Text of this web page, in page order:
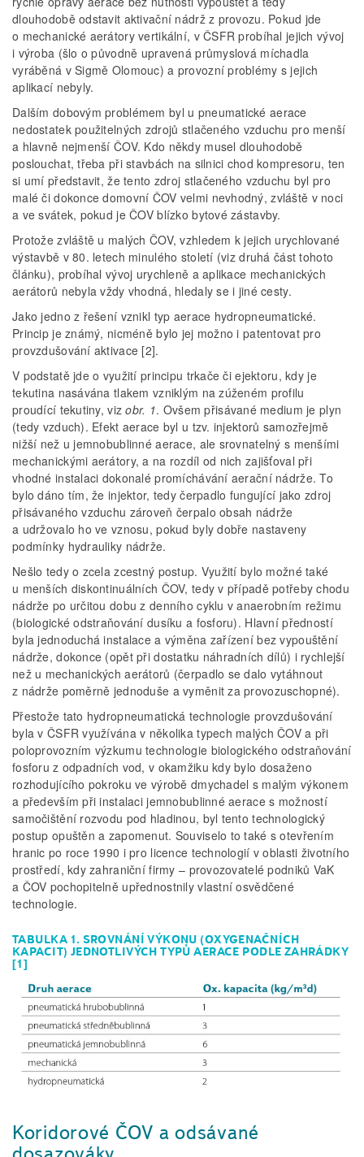
dlouhodobě odstavit aktivační nádrž z provozu. Pokud jde
o mechanické aerátory vertikální, v ČSFR probíhal jejich vývoj
i výroba (šlo o původně upravená průmyslová míchadla
vyráběná v Sigmě Olomouc) a provozní problémy s jejich
aplikací nebyly.
Dalším dobovým problémem byl u pneumatické aerace
nedostatek použitelných zdrojů stlačeného vzduchu pro menší
a hlavně nejmenší ČOV. Kdo někdy musel dlouhodobě
poslouchat, třeba při stavbách na silnici chod kompresoru, ten
si umí představit, že tento zdroj stlačeného vzduchu byl pro
malé či dokonce domovní ČOV velmi nevhodný, zvláště v noci
a ve svátek, pokud je ČOV blízko bytové zástavby.
Protože zvláště u malých ČOV, vzhledem k jejich urychlované
výstavbě v 80. letech minulého století (viz druhá část tohoto
článku), probíhal vývoj urychleně a aplikace mechanických
aerátorů nebyla vždy vhodná, hledaly se i jiné cesty.
Jako jedno z řešení vznikl typ aerace hydropneumatické.
Princip je známý, nicméně bylo jej možno i patentovat pro
provzdušování aktivace [2].
V podstatě jde o využití principu trkače či ejektoru, kdy je
tekutina nasávána tlakem vzniklým na zúženém profilu
proudící tekutiny, vizobr. 1. Ovšem přisávané medium je plyn
(tedy vzduch). Efekt aerace byl u tzv. injektorů samozřejmě
nižší než u jemnobublinné aerace, ale srovnatelný s menšími
mechanickými aerátory, a na rozdíl od nich zajišťoval při
vhodné instalaci dokonalé promíchávání aerační nádrže. To
bylo dáno tím, že injektor, tedy čerpadlo fungující jako zdroj
přisávaného vzduchu zároveň čerpalo obsah nádrže
a udržovalo ho ve vznosu, pokud byly dobře nastaveny
podmínky hydrauliky nádrže.
Nešlo tedy o zcela zcestný postup. Využití bylo možné také
u menších diskontinuálních ČOV, tedy v případě potřeby chodu
nádrže po určitou dobu z denního cyklu v anaerobním režimu
(biologické odstraňování dusíku a fosforu). Hlavní předností
byla jednoduchá instalace a výměna zařízení bez vypouštění
nádrže, dokonce (opět při dostatku náhradních dílů) i rychlejší
než u mechanických aerátorů (čerpadlo se dalo vytáhnout
z nádrže poměrně jednoduše a vyměnit za provozuschopné).
Přestože tato hydropneumatická technologie provzdušování
byla v ČSFR využívána v několika typech malých ČOV a při
poloprovozním výzkumu technologie biologického odstraňování
fosforu z odpadních vod, v okamžiku kdy bylo dosaženo
rozhodujícího pokroku ve výrobě dmychadel s malým výkonem
a především při instalaci jemnobublinné aerace s možností
samočištění rozvodu pod hladinou, byl tento technologický
postup opuštěn a zapomenut. Souviselo to také s otevřením
hranic po roce 1990 i pro licence technologií v oblasti životního
prostředí, kdy zahraniční firmy – provozovatelé podniků VaK
a ČOV pochopitelně upřednostnily vlastní osvědčené
technologie.
TABULKA 1. SROVNÁNÍ VÝKONU (OXYGENAČNÍCH
KAPACIT) JEDNOTLIVÝCH TYPŮ AERACE PODLE ZAHRÁDKY
[1]
Koridorové ČOV a odsávané